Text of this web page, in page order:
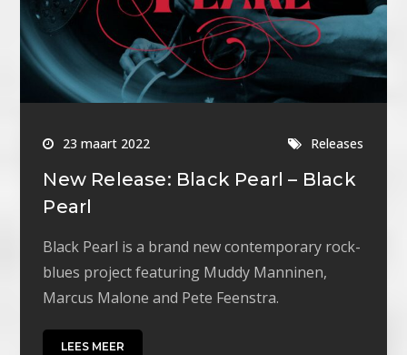
23 maart 2022 Releases
New Release: Black Pearl – Black
Pearl
Black Pearl is a brand new contemporary rock-
blues project featuring Muddy Manninen,
Marcus Malone and Pete Feenstra.
LEES MEER